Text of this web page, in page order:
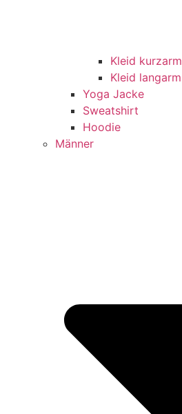
Kleid kurzarm
Kleid langarm
Yoga Jacke
Sweatshirt
Hoodie
Männer